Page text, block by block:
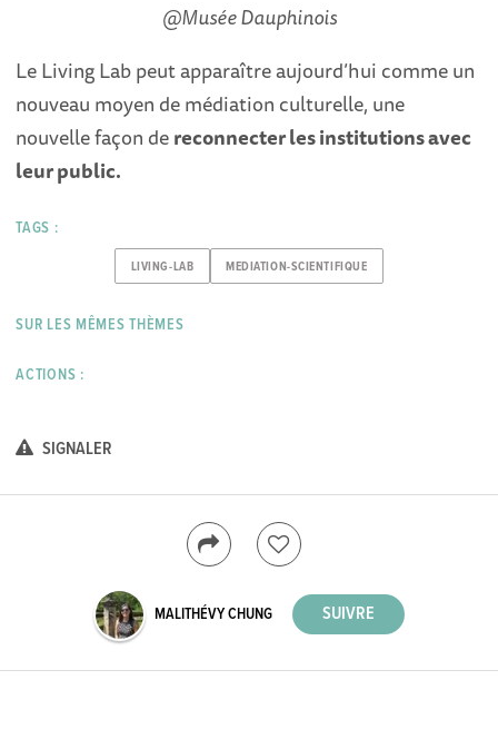
@Musée Dauphinois
Le Living Lab peut apparaître aujourd’hui comme un
nouveau moyen de médiation culturelle, une
nouvelle façon dereconnecter les institutions avec
leur public.
TAGS :
LIVING-LAB MEDIATION-SCIENTIFIQUE
SUR LES MÊMES THÈMES
ACTIONS :
SIGNALER
MALITHÉVY CHUNG